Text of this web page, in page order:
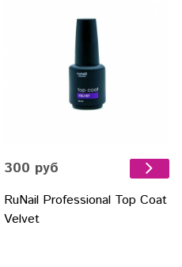
300 руб
RuNail Professional Top Coat
Velvet